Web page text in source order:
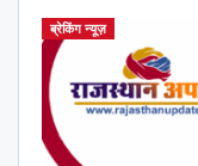
ब्रेकिंग न्यूज़